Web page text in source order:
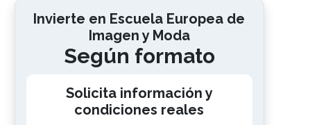
Invierte en Escuela Europea de
Imagen y Moda
Según formato
Solicita información y
condiciones reales